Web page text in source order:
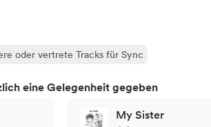
oder vertrete Tracks für Sync
eine Gelegenheit gegeben
My Sister